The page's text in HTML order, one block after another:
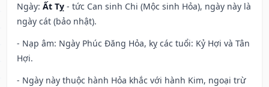
Ngày: Ất Tỵ - tức Can sinh Chi (Mộc sinh Hỏa), ngày này là
ngày cát (bảo nhật).
- Nạp âm: Ngày Phúc Đăng Hỏa, kỵ các tuổi: Kỷ Hợi và Tân
Hợi.
- Ngày này thuộc hành Hỏa khắc với hành Kim, ngoại trừ